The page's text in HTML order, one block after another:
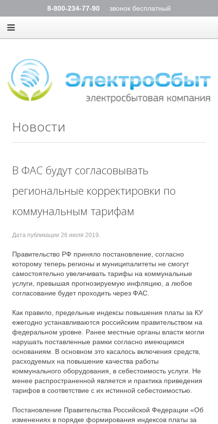
8-800-234-77-90 звонок бесплатный
Новости
В ФАС будут согласовывать
региональные корректировки по
коммунальным тарифам
Дата публикации 26 июля 2019.
Правительство РФ приняло постановление, согласно
которому теперь регионы и муниципалитеты не смогут
самостоятельно увеличивать тарифы на коммунальные
услуги, превышая прогнозируемую инфляцию, а любое
согласование будет проходить через ФАС.
Как правило, предельные индексы повышения платы за КУ
ежегодно устанавливаются российским правительством на
федеральном уровне. Ранее местные органы власти могли
нарушать поставленные рамки согласно имеющимся
основаниям. В основном это касалось включения средств,
расходуемых на повышение качества работы
коммунального оборудования, в себестоимость услуги. Не
менее распространенной является и практика приведения
тарифов в соответствие с их истинной себестоимостью.
Постановление Правительства Российской Федерации «Об
изменениях в порядке формирования индексов платы за